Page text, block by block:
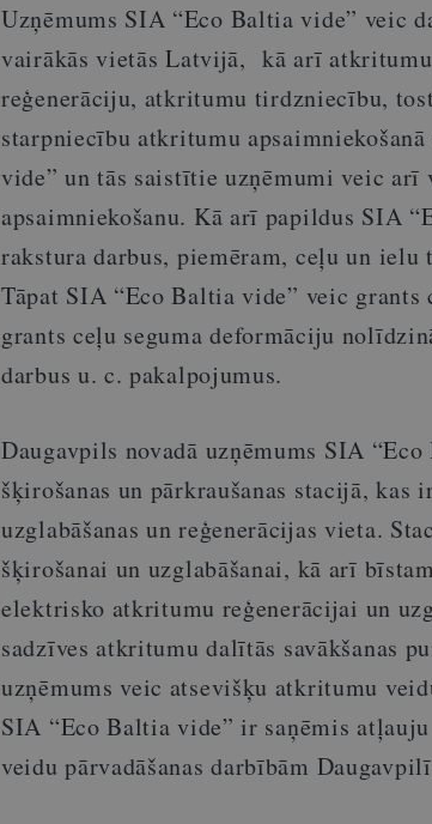
Uzņēmums SIA “Eco Baltia vide” veic
vairākās vietās Latvijā, kā arī atkritumu
reģenerāciju, atkritumu tirdzniecību,
starpniecību atkritumu
vide” un tās saistītie uzņēmumi veic
apsaimniekošanu. Kā arī papildus SIA
rakstura darbus, piemēram, ceļu un ielu
Tāpat SIA “Eco Baltia vide” veic grants
grants ceļu seguma deformāciju
darbus u. c. pakalpojumus.
Daugavpils novadā uzņēmums SIA
šķirošanas un pārkraušanas stacijā, kas
uzglabāšanas un reģenerācijas vieta.
šķirošanai un uzglabāšanai, kā arī
elektrisko atkritumu reģenerācijai un
sadzīves atkritumu dalītās savākšanas
uzņēmums veic atsevišķu atkritumu
SIA “Eco Baltia vide” ir saņēmis
veidu pārvadāšanas darbībām